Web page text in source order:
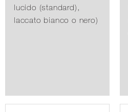
lucido (standard),
laccato bianco o nero)